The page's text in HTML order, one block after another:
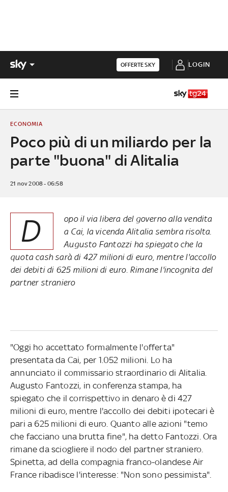
OFFERTE SKY LOGIN
Poco più di un miliardo per la
parte "buona" di Alitalia
ECONOMIA
21 nov 2008 - 06:58
D
opo il via libera del governo alla vendita
a Cai, la vicenda Alitalia sembra risolta.
Augusto Fantozzi ha spiegato che la
quota cash sarà di 427 milioni di euro, mentre l'accollo
dei debiti di 625 milioni di euro. Rimane l'incognita del
partner straniero
"Oggi ho accettato formalmente l'offerta"
presentata da Cai, per 1.052 milioni. Lo ha
annunciato il commissario straordinario di Alitalia.
Augusto Fantozzi, in conferenza stampa, ha
spiegato che il corrispettivo in denaro è di 427
milioni di euro, mentre l'accollo dei debiti ipotecari è
pari a 625 milioni di euro. Quanto alle azioni "temo
che facciano una brutta fine", ha detto Fantozzi. Ora
rimane da sciogliere il nodo del partner straniero.
Spinetta, ad della compagnia franco-olandese Air
France ribadisce l'interesse: "Non sono pessimista".